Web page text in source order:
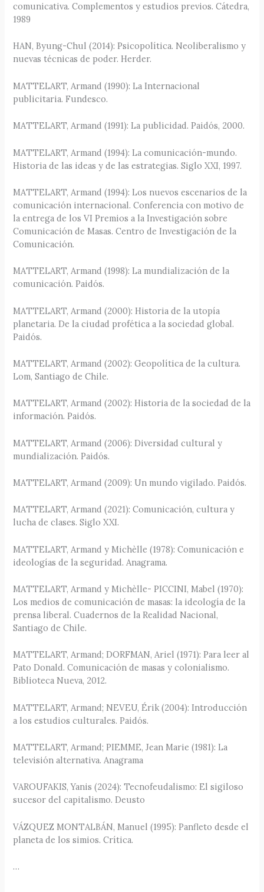
comunicativa. Complementos y estudios previos. Cátedra,
1989
HAN, Byung-Chul (2014): Psicopolítica. Neoliberalismo y
nuevas técnicas de poder. Herder.
MATTELART, Armand (1990): La Internacional
publicitaria. Fundesco.
MATTELART, Armand (1991): La publicidad. Paidós, 2000.
MATTELART, Armand (1994): La comunicación-mundo.
Historia de las ideas y de las estrategias. Siglo XXI, 1997.
MATTELART, Armand (1994): Los nuevos escenarios de la
comunicación internacional. Conferencia con motivo de
la entrega de los VI Premios a la Investigación sobre
Comunicación de Masas. Centro de Investigación de la
Comunicación.
MATTELART, Armand (1998): La mundialización de la
comunicación. Paidós.
MATTELART, Armand (2000): Historia de la utopía
planetaria. De la ciudad profética a la sociedad global.
Paidós.
MATTELART, Armand (2002): Geopolítica de la cultura.
Lom, Santiago de Chile.
MATTELART, Armand (2002): Historia de la sociedad de la
información. Paidós.
MATTELART, Armand (2006): Diversidad cultural y
mundialización. Paidós.
MATTELART, Armand (2009): Un mundo vigilado. Paidós.
MATTELART, Armand (2021): Comunicación, cultura y
lucha de clases. Siglo XXI.
MATTELART, Armand y Michèlle (1978): Comunicación e
ideologías de la seguridad. Anagrama.
MATTELART, Armand y Michèlle- PICCINI, Mabel (1970):
Los medios de comunicación de masas: la ideología de la
prensa liberal. Cuadernos de la Realidad Nacional,
Santiago de Chile.
MATTELART, Armand; DORFMAN, Ariel (1971): Para leer al
Pato Donald. Comunicación de masas y colonialismo.
Biblioteca Nueva, 2012.
MATTELART, Armand; NEVEU, Érik (2004): Introducción
a los estudios culturales. Paidós.
MATTELART, Armand; PIEMME, Jean Marie (1981): La
televisión alternativa. Anagrama
VAROUFAKIS, Yanis (2024): Tecnofeudalismo: El sigiloso
sucesor del capitalismo. Deusto
VÁZQUEZ MONTALBÁN, Manuel (1995): Panfleto desde el
planeta de los simios. Crítica.
…